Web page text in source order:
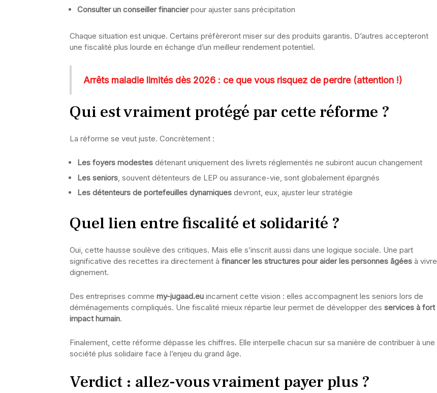
Consulter un conseiller financierpour ajuster sans précipitation
Chaque situation est unique. Certains préfèreront miser sur des produits garantis. D’autres accepteront
une fiscalité plus lourde en échange d’un meilleur rendement potentiel.
Arrêts maladie limités dès 2026 : ce que vous risquez de perdre (attention !)
Qui est vraiment protégé par cette réforme ?
La réforme se veut juste. Concrètement :
Les foyers modestes détenant uniquement des livrets réglementés ne subiront aucun changement
Les seniors , souvent détenteurs de LEP ou assurance-vie, sont globalement épargnés
Les détenteurs de portefeuilles dynamiques devront, eux, ajuster leur stratégie
Quel lien entre fiscalité et solidarité ?
Oui, cette hausse soulève des critiques. Mais elle s’inscrit aussi dans une logique sociale. Une part
significative des recettes ira directement à financer les structures pour aider les personnes âgées à vivre
dignement.
Des entreprises comme my-jugaad.eu incarnent cette vision : elles accompagnent les seniors lors de
déménagements compliqués. Une fiscalité mieux répartie leur permet de développer des services à fort
impact humain.
Finalement, cette réforme dépasse les chiffres. Elle interpelle chacun sur sa manière de contribuer à une
société plus solidaire face à l’enjeu du grand âge.
Verdict : allez-vous vraiment payer plus ?